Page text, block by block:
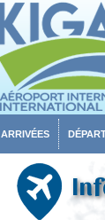
ARRIVÉES